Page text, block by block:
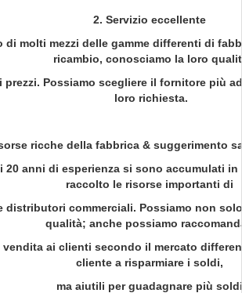
2. Servizio eccellente
di molti mezzi delle gamme differenti di
ricambio, conosciamo la loro
prezzi. Possiamo scegliere il fornitore più
loro richiesta.
ricche della fabbrica & suggerimento
20 anni di esperienza si sono accumulati
raccolto le risorse importanti di
distributori commerciali. Possiamo non
qualità; anche possiamo
ai clienti secondo il mercato
cliente a risparmiare i soldi,
ma aiutili per guadagnare più